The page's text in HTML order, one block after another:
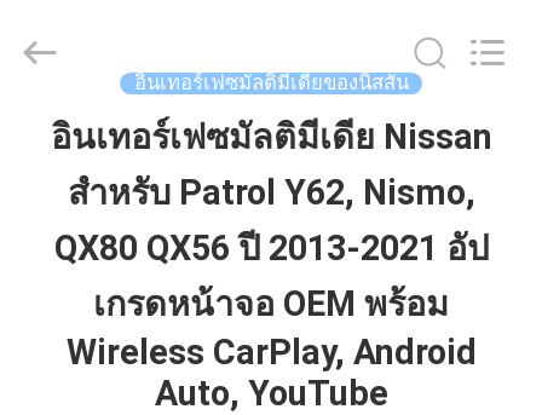
บ้าน
สินค้า
Automobile
Electron
Reserved.
อินเทอร์เฟซมัลติมีเดียของนิสสัน
อินเทอร์เฟซมัลติมีเดีย Nissan
สำหรับ Patrol Y62, Nismo,
QX80 QX56 ปี 2013-2021 อัป
เกรดหน้าจอ OEM พร้อม
Wireless CarPlay, Android
Auto, YouTube